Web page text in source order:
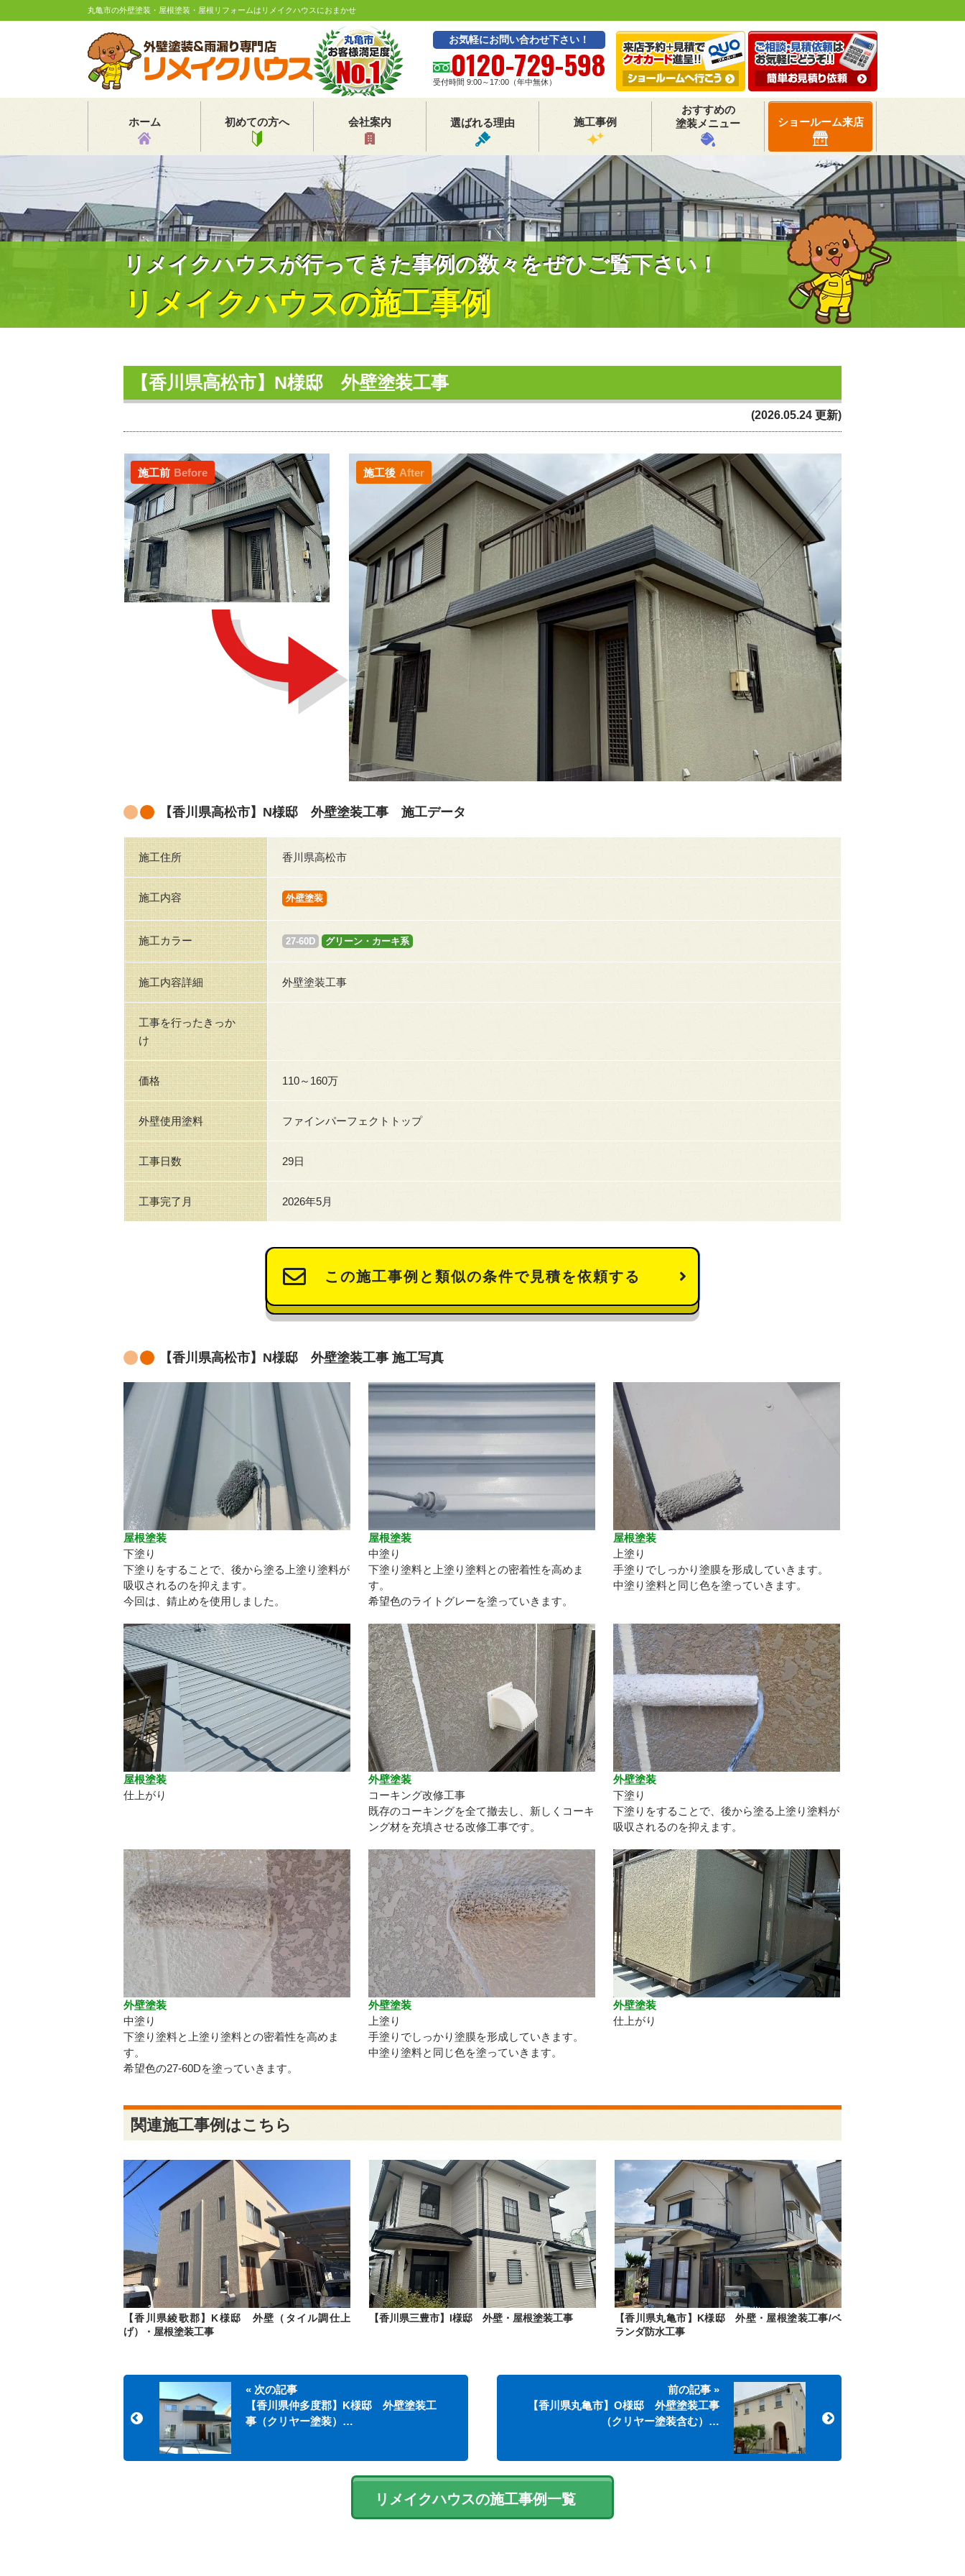
丸亀市の外壁塗装・屋根塗装・屋根リフォームはリメイクハウスにおまかせ
お気軽にお問い合わせ下さい！
0120-729-598
受付時間 9:00～17:00（年中無休）
ホーム 初めての方へ 会社案内 選ばれる理由 施工事例
おすすめの
塗装メニュー
ショールーム来店
リメイクハウスが行ってきた事例の数々をぜひご覧下さい！
リメイクハウスの施工事例
【香川県高松市】N様邸 外壁塗装工事
(2026.05.24 更新)
施工後 After
施工前 Before
【香川県高松市】N様邸 外壁塗装工事 施工データ
施工住所 香川県高松市
施工内容 外壁塗装
施工カラー 27-60D グリーン・カーキ系
施工内容詳細 外壁塗装工事
工事を行ったきっか
け
価格 110～160万
外壁使用塗料 ファインパーフェクトトップ
工事日数 29日
工事完了月 2026年5月
この施工事例と類似の条件で見積を依頼する
【香川県高松市】N様邸 外壁塗装工事 施工写真
屋根塗装
下塗り
下塗りをすることで、後から塗る上塗り塗料が
吸収されるのを抑えます。
今回は、錆止めを使用しました。
屋根塗装
中塗り
下塗り塗料と上塗り塗料との密着性を高めま
す。
希望色のライトグレーを塗っていきます。
屋根塗装
上塗り
手塗りでしっかり塗膜を形成していきます。
中塗り塗料と同じ色を塗っていきます。
屋根塗装
仕上がり
外壁塗装
コーキング改修工事
既存のコーキングを全て撤去し、新しくコーキ
ング材を充填させる改修工事です。
外壁塗装
下塗り
下塗りをすることで、後から塗る上塗り塗料が
吸収されるのを抑えます。
外壁塗装
中塗り
下塗り塗料と上塗り塗料との密着性を高めま
す。
希望色の27-60Dを塗っていきます。
外壁塗装
上塗り
手塗りでしっかり塗膜を形成していきます。
中塗り塗料と同じ色を塗っていきます。
外壁塗装
仕上がり
関連施工事例はこちら
【香川県綾歌郡】K様邸 外壁（タイル調仕上
げ）・屋根塗装工事
【香川県三豊市】I様邸 外壁・屋根塗装工事
【香川県丸亀市】K様邸 外壁・屋根塗装工事/ベ
ランダ防水工事
« 次の記事
【香川県仲多度郡】K様邸 外壁塗装工
事（クリヤー塗装）…
前の記事 »
【香川県丸亀市】O様邸 外壁塗装工事
（クリヤー塗装含む）…
リメイクハウスの施工事例一覧